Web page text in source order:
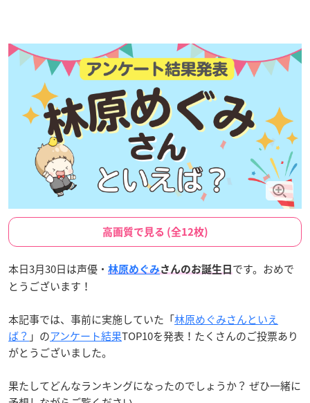
高画質で見る (全12枚)
本日3月30日は声優・ 林原めぐみさんのお誕生日 です。おめで
とうございます！
本記事では、事前に実施していた「林原めぐみさんといえ
ば？ 」のアンケート結果TOP10を発表！たくさんのご投票あり
がとうございました。
果たしてどんなランキングになったのでしょうか？ ぜひ一緒に